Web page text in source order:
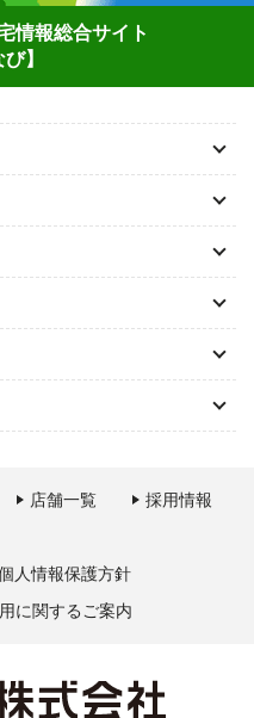
情報総合サイト
】
店舗一覧
採用情報
人情報保護方針
に関するご案内